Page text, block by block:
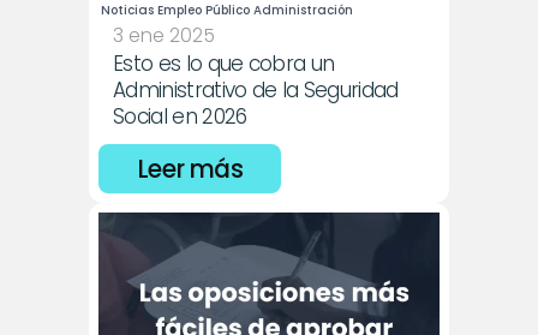
Noticias Empleo Público Administración
3 ene 2025
Esto es lo que cobra un
Administrativo de la Seguridad
Social en 2026
Leer más